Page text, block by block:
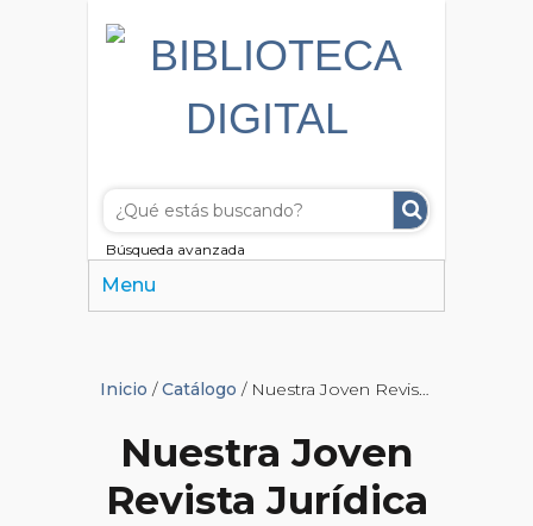
Búsqueda avanzada
Menu
Inicio /Catálogo / Nuestra Joven Revista Jurídica
Nuestra Joven
Revista Jurídica